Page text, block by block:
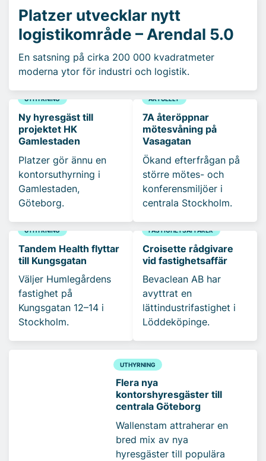
Platzer utvecklar nytt
logistikområde – Arendal 5.0
En satsning på cirka 200 000 kvadratmeter
moderna ytor för industri och logistik.
UTHYRNING
Ny hyresgäst till
projektet HK
Gamlestaden
Platzer gör ännu en
kontorsuthyrning i
Gamlestaden,
Göteborg.
AKTUELLT
7A återöppnar
mötesvåning på
Vasagatan
Ökand efterfrågan på
större mötes- och
konferensmiljöer i
centrala Stockholm.
UTHYRNING
Tandem Health flyttar
till Kungsgatan
Väljer Humlegårdens
fastighet på
Kungsgatan 12–14 i
Stockholm.
FASTIGHETSAFFÄRER
Croisette rådgivare
vid fastighetsaffär
Bevaclean AB har
avyttrat en
lättindustrifastighet i
Löddeköpinge.
UTHYRNING
Flera nya
kontorshyresgäster till
centrala Göteborg
Wallenstam attraherar en
bred mix av nya
hyresgäster till populära